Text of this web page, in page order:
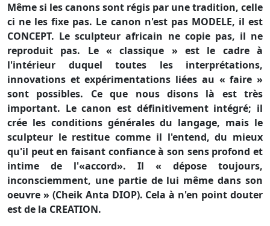
Même si les canons sont régis par une tradition, celle
ci ne les fixe pas. Le canon n'est pas MODELE, il est
CONCEPT. Le sculpteur africain ne copie pas, il ne
reproduit pas. Le « classique » est le cadre à
l'intérieur duquel toutes les interprétations,
innovations et expérimentations liées au « faire »
sont possibles. Ce que nous disons là est très
important. Le canon est définitivement intégré; il
crée les conditions générales du langage, mais le
sculpteur le restitue comme il l'entend, du mieux
qu'il peut en faisant confiance à son sens profond et
intime de l'«accord». Il « dépose toujours,
inconsciemment, une partie de lui même dans son
oeuvre » (Cheik Anta DIOP). Cela à n'en point douter
est de la CREATION.